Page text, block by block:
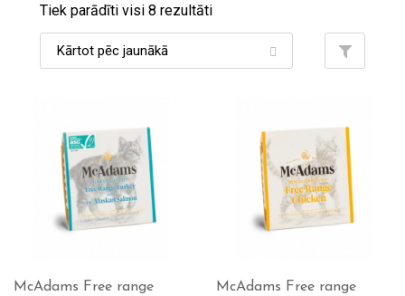
Tiek parādīti visi 8 rezultāti
McAdams Free range
McAdams Free range